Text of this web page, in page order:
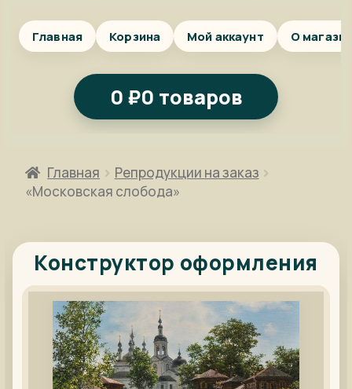
Главная Корзина Мой аккаунт О
0 ₽0 товаров
Главная
Репродукции на заказ
«Московская слобода»
Конструктор оформления